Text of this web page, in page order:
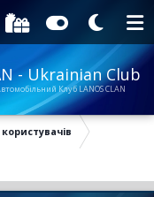
- Ukrainian Club
Клуб LANOS CLAN